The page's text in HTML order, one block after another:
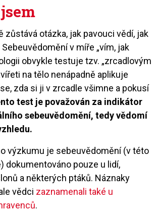
zůstává otázka, jak pavouci vědí, jak
v míře „vím, jak
obvykle testuje tzv. „zrcadlovým
na tělo nenápadně aplikuje
zda si ji v zrcadle všimne a pokusí
test je považován za indikátor
sebeuvědomění, tedy vědomí
výzkumu je sebeuvědomění (v této
dokumentováno pouze u lidí,
a některých ptáků. Náznaky
vědci zaznamenali také u
.